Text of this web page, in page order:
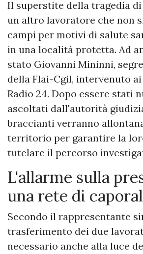
Il superstite della tragedia di
un altro lavoratore che non
campi per motivi di salute
in una località protetta. Ad
stato Giovanni Mininni,
della Flai-Cgil, intervenuto
Radio 24. Dopo essere stati
ascoltati dall'autorità
braccianti verranno
territorio per garantire la
tutelare il percorso
L'allarme sulla
una rete di
Secondo il rappresentante
trasferimento dei due
necessario anche alla luce